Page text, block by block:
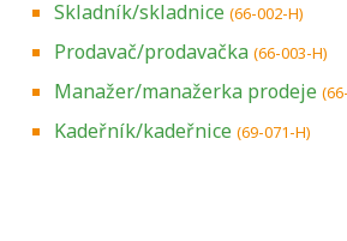
Skladník/skladnice (66-002-H)
Prodavač/prodavačka (66-003-H)
Manažer/manažerka prodeje
Kadeřník/kadeřnice (69-071-H)
Projděte si seznam